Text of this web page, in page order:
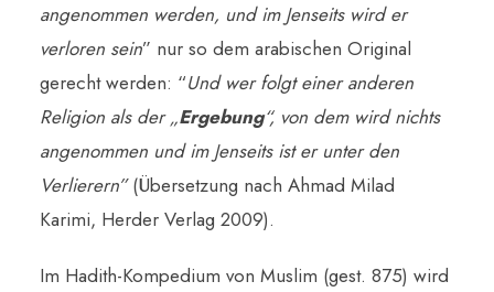
angenommen werden, und im Jenseits wird er
verloren sein” nur so dem arabischen Original
gerecht werden: “Und wer folgt einer anderen
Religion als der „Ergebung“, von dem wird nichts
angenommen und im Jenseits ist er unter den
Verlierern”(Übersetzung nach Ahmad Milad
Karimi, Herder Verlag 2009).
Im Hadith-Kompedium von Muslim (gest. 875) wird